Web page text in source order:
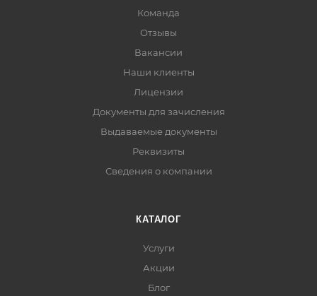
Команда
Отзывы
Вакансии
Наши клиенты
Лицензии
Документы для зачисления
Выдаваемые документы
Реквизиты
Сведения о компании
КАТАЛОГ
Услуги
Акции
Блог